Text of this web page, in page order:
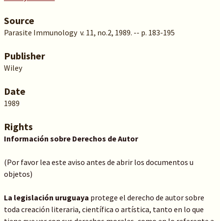
Source
Parasite Immunology v. 11, no.2, 1989. -- p. 183-195
Publisher
Wiley
Date
1989
Rights
Información sobre Derechos de Autor
(Por favor lea este aviso antes de abrir los documentos u
objetos)
La legislación uruguaya protege el derecho de autor sobre
toda creación literaria, científica o artística, tanto en lo que